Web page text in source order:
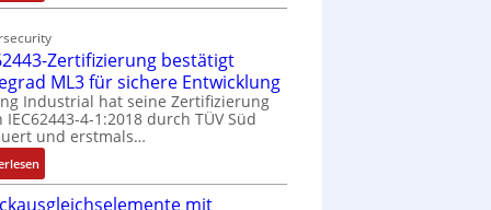
I
d
u
s
t
r
i
e
M
b
i
l
f
u
n
k
Zertifizierung bestätigt
ML3 für sichere Entwicklung
Industrial hat seine Zertifizierung
IEC62443-4-1:2018 durch TÜV Süd
und erstmals…
:
I
E
mit